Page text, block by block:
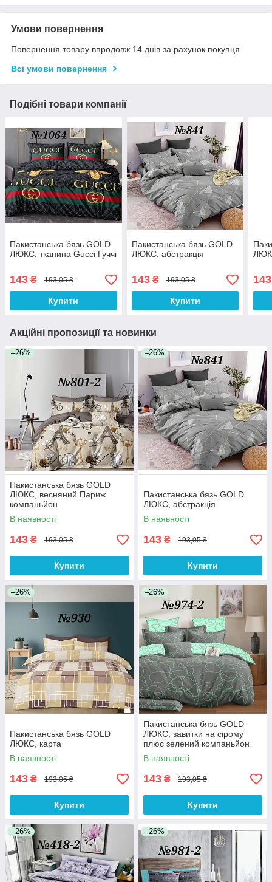
Умови повернення
Повернення товару впродовж 14 днів за рахунок покупця
Всі умови повернення
Подібні товари компанії
Пакистанська бязь GOLD
ЛЮКС, тканина Gucci Гуччі
143 ₴ 193,05 ₴
Купити
Пакистанська бязь GOLD
ЛЮКС, абстракція
143₴ 193,05 ₴
Купити
143
Акційні пропозиції та новинки
–26%
Пакистанська бязь GOLD
ЛЮКС, весняний Париж
компаньйон
В наявності
143 ₴ 193,05 ₴
Купити
–26%
Пакистанська бязь GOLD
ЛЮКС, абстракція
В наявності
143 ₴ 193,05 ₴
Купити
–26%
Пакистанська бязь GOLD
ЛЮКС, карта
В наявності
143 ₴ 193,05 ₴
Купити
–26%
Пакистанська бязь GOLD
ЛЮКС, завитки на сірому
плюс зелений компаньйон
В наявності
143 ₴ 193,05 ₴
Купити
–26% –26%